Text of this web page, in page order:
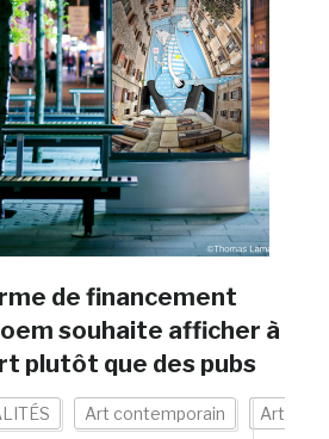
de financement
souhaite afficher à
plutôt que des pubs
Art contemporain Art